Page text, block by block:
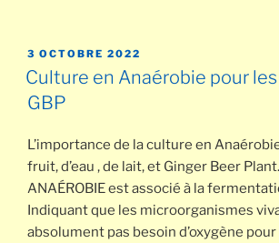
carbonatation »
PUBLIÉ
LE
3 OCTOBRE 2022
Culture en Anaérobie pour
GBP
L’importance de la culture en
fruit, d’eau , de lait, et Ginger Beer
ANAÉROBIE est associé à la
Indiquant que les microorganismes
absolument pas besoin d’oxygène